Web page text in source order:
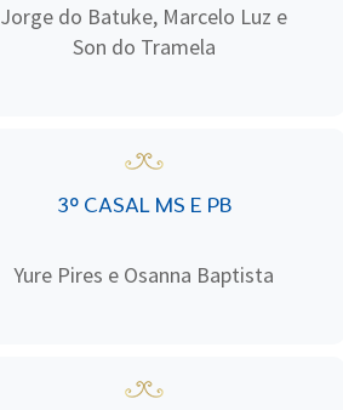
Jorge do Batuke, Marcelo Luz e
Son do Tramela
3º CASAL MS E PB
Yure Pires e Osanna Baptista